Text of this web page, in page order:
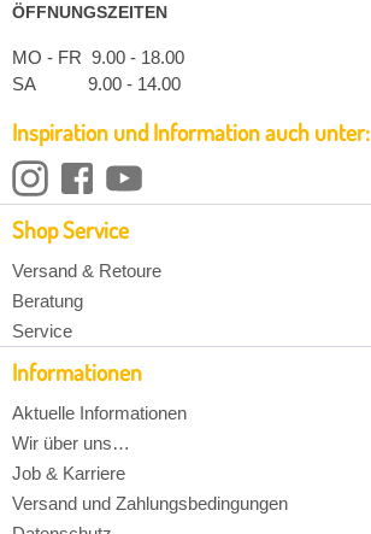
ÖFFNUNGSZEITEN
MO - FR 9.00 - 18.00
SA 9.00 - 14.00
Inspiration und Information auch unter:
Shop Service
Versand & Retoure
Beratung
Service
Informationen
Aktuelle Informationen
Wir über uns…
Job & Karriere
Versand und Zahlungsbedingungen